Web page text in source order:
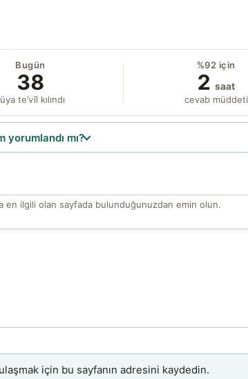
Bugün
38
te’vîl kılındı
%92 için
2 saat
cevab müddeti
yorumlandı mı?
en ilgili olan sayfada bulunduğunuzdan emin olun.
için bu sayfanın adresini kaydedin.